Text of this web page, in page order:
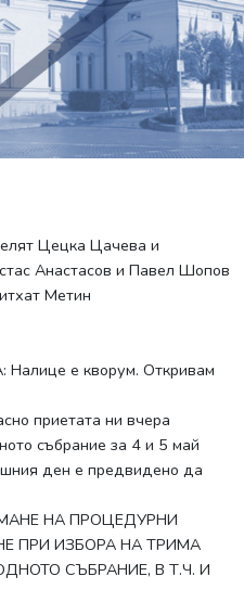
Цецка Цачева и
Анастасов и Павел Шопов
Метин
е кворум. Откривам
приетата ни вчера
събрание за 4 и 5 май
ден е предвидено да
НА ПРОЦЕДУРНИ
ПРИ ИЗБОРА НА ТРИМА
СЪБРАНИЕ, В Т.Ч. И